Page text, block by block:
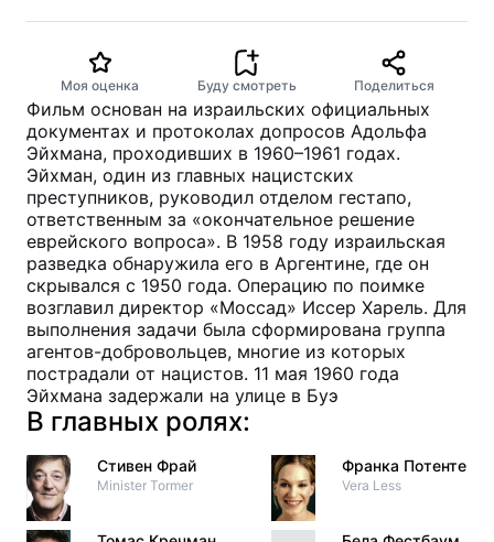
Моя оценка Буду смотреть Поделиться
Фильм основан на израильских официальных
документах и протоколах допросов Адольфа
Эйхмана, проходивших в 1960–1961 годах.
Эйхман, один из главных нацистских
преступников, руководил отделом гестапо,
ответственным за «окончательное решение
еврейского вопроса». В 1958 году израильская
разведка обнаружила его в Аргентине, где он
скрывался с 1950 года. Операцию по поимке
возглавил директор «Моссад» Иссер Харель. Для
выполнения задачи была сформирована группа
агентов-добровольцев, многие из которых
пострадали от нацистов. 11 мая 1960 года
Эйхмана задержали на улице в Буэ
В главных ролях:
Стивен Фрай
Minister Tormer
Франка Потенте
Vera Less